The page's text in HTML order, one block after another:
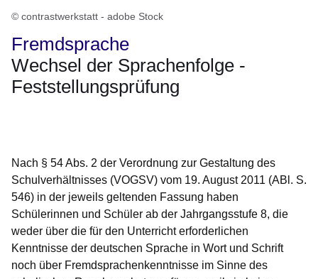
© contrastwerkstatt - adobe Stock
Fremdsprache
Wechsel der Sprachenfolge -
Feststellungsprüfung
Nach § 54 Abs. 2 der Verordnung zur Gestaltung des
Schulverhältnisses (VOGSV) vom 19. August 2011 (ABl. S.
546) in der jeweils geltenden Fassung haben
Schülerinnen und Schüler ab der Jahrgangsstufe 8, die
weder über die für den Unterricht erforderlichen
Kenntnisse der deutschen Sprache in Wort und Schrift
noch über Fremdsprachenkenntnisse im Sinne des